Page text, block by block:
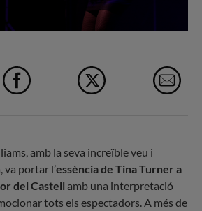
Facebook
amb la seva increïble veu i
va portar l’essència de Tina Turner a
del Castell amb una interpretació
tots els espectadors. A més de